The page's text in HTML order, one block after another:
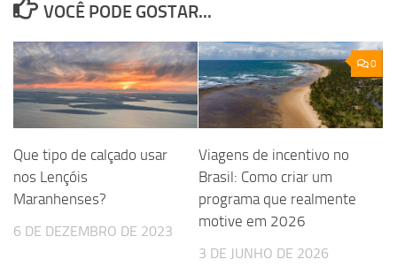
VOCÊ PODE GOSTAR...
Que tipo de calçado usar
nos Lençóis
Maranhenses?
6 DE DEZEMBRO DE 2023
0
Viagens de incentivo no
Brasil: Como criar um
programa que realmente
motive em 2026
3 DE JUNHO DE 2026